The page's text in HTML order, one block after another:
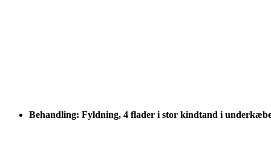
Behandling: Fyldning, 4 flader i stor kindtand i